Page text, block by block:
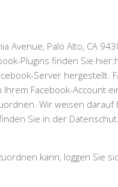
Palo Alto, CA
Plugins finden Sie
Server hergestellt.
Facebook-Account
Wir weisen
Sie in der
kann, loggen Sie